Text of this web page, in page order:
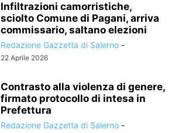
Infiltrazioni camorristiche,
sciolto Comune di Pagani, arriva
commissario, saltano elezioni
Redazione Gazzetta di Salerno -
22 Aprile 2026
Contrasto alla violenza di genere,
firmato protocollo di intesa in
Prefettura
Redazione Gazzetta di Salerno -